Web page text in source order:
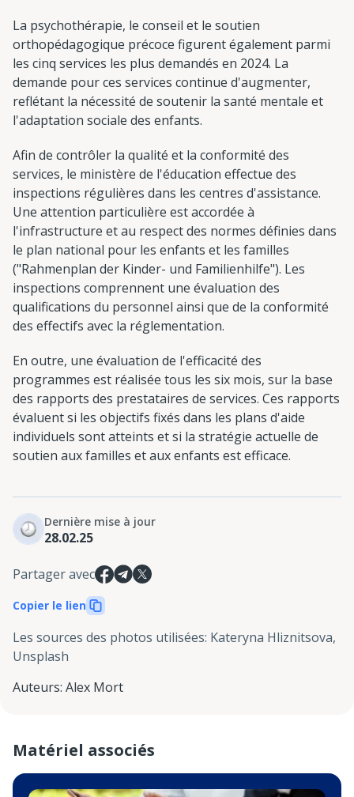
La psychothérapie, le conseil et le soutien
orthopédagogique précoce figurent également parmi
les cinq services les plus demandés en 2024. La
demande pour ces services continue d'augmenter,
reflétant la nécessité de soutenir la santé mentale et
l'adaptation sociale des enfants.
Afin de contrôler la qualité et la conformité des
services, le ministère de l'éducation effectue des
inspections régulières dans les centres d'assistance.
Une attention particulière est accordée à
l'infrastructure et au respect des normes définies dans
le plan national pour les enfants et les familles
("Rahmenplan der Kinder- und Familienhilfe"). Les
inspections comprennent une évaluation des
qualifications du personnel ainsi que de la conformité
des effectifs avec la réglementation.
En outre, une évaluation de l'efficacité des
programmes est réalisée tous les six mois, sur la base
des rapports des prestataires de services. Ces rapports
évaluent si les objectifs fixés dans les plans d'aide
individuels sont atteints et si la stratégie actuelle de
soutien aux familles et aux enfants est efficace.
Dernière mise à jour
28.02.25
Partager avec
Copier le lien
Les sources des photos utilisées: Kateryna Hliznitsova,
Unsplash
Auteurs: Alex Mort
Matériel associés